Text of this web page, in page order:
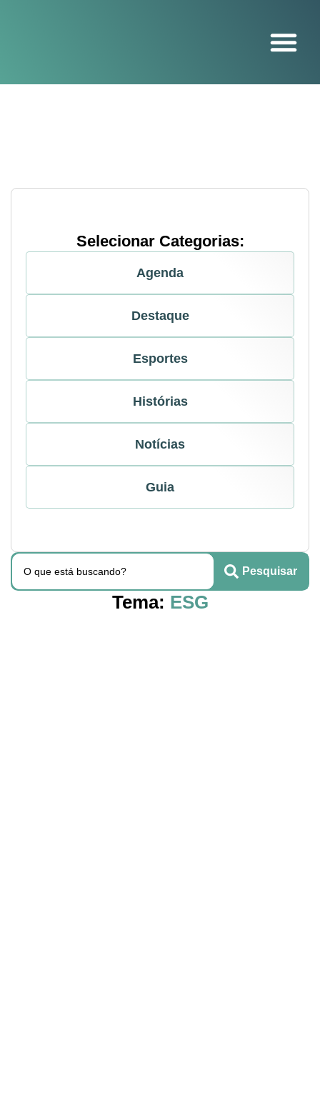
Selecionar Categorias:
Agenda
Destaque
Esportes
Histórias
Notícias
Guia
Pesquisar
Tema: ESG